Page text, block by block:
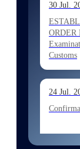
30 Jul.
ORDER
Customs
24 Jul.